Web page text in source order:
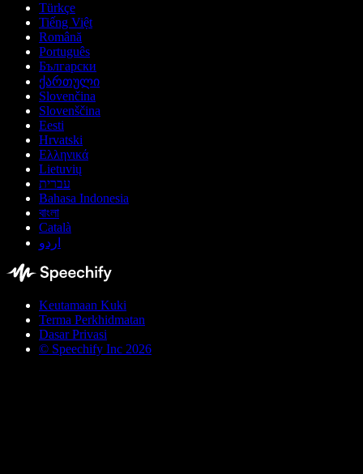
Türkçe
Tiếng Việt
Română
Português
Български
ქართული
Slovenčina
Slovenščina
Eesti
Hrvatski
Ελληνικά
Lietuvių
עברית
Bahasa Indonesia
বাংলা
Català
اردو
Keutamaan Kuki
Terma Perkhidmatan
Dasar Privasi
© Speechify Inc 2026